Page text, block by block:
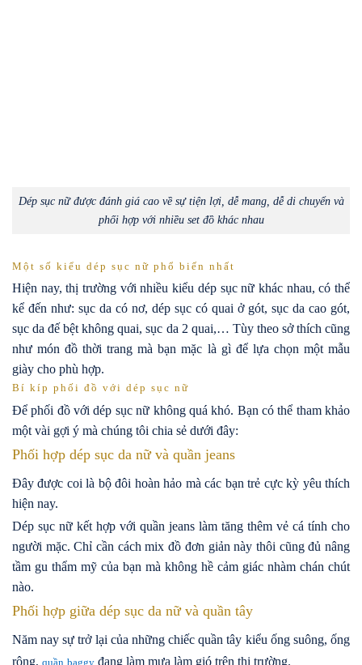
Dép sục nữ được đánh giá cao về sự tiện lợi, dễ mang, dễ di chuyển và
phối hợp với nhiều set đồ khác nhau
Một số kiểu dép sục nữ phổ biến nhất
Hiện nay, thị trường với nhiều kiểu dép sục nữ khác nhau, có thể
kể đến như: sục da có nơ, dép sục có quai ở gót, sục da cao gót,
sục da đế bệt không quai, sục da 2 quai,… Tùy theo sở thích cũng
như món đồ thời trang mà bạn mặc là gì để lựa chọn một mẫu
giày cho phù hợp.
Bí kíp phối đồ với dép sục nữ
Để phối đồ với dép sục nữ không quá khó. Bạn có thể tham khảo
một vài gợi ý mà chúng tôi chia sẻ dưới đây:
Phối hợp dép sục da nữ và quần jeans
Đây được coi là bộ đôi hoàn hảo mà các bạn trẻ cực kỳ yêu thích
hiện nay.
Dép sục nữ kết hợp với quần jeans làm tăng thêm vẻ cá tính cho
người mặc. Chỉ cần cách mix đồ đơn giản này thôi cũng đủ nâng
tầm gu thẩm mỹ của bạn mà không hề cảm giác nhàm chán chút
nào.
Phối hợp giữa dép sục da nữ và quần tây
Năm nay sự trở lại của những chiếc quần tây kiểu ống suông, ống
rộng, quần baggy đang làm mưa làm gió trên thị trường.